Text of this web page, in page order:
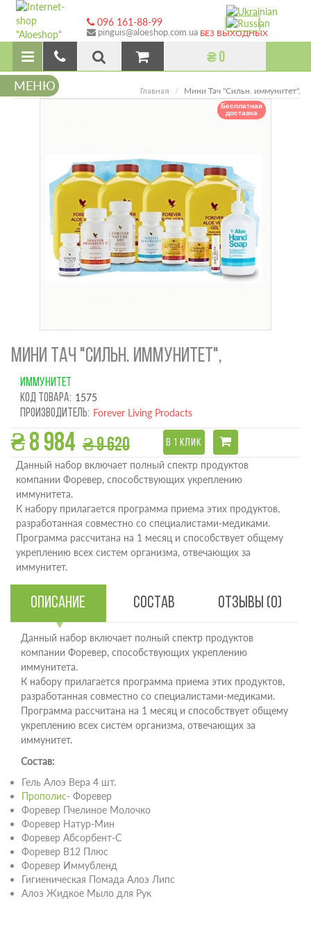
096 161-88-99
pinguis@aloeshop.com.ua БЕЗ ВЫХОДНЫХ
₴ 0
МЕНЮ Главная Мини Тач "Сильн. иммунитет",
Бесплатная
доставка
МИНИ ТАЧ "СИЛЬН. ИММУНИТЕТ",
ИММУНИТЕТ
Код товара: 1575
Производитель: Forever Living Prodacts
₴ 8 984 ₴ 9 620 В 1 КЛИК
Данный набор включает полный спектр продуктов
компании Форевер, способствующих укреплению
иммунитета.
К набору прилагается программа приема этих продуктов,
разработанная совместно со специалистами-медиками.
Программа рассчитана на 1 месяц и способствует общему
укреплению всех систем организма, отвечающих за
иммунитет.
Описание Состав Отзывы (0)
Данный набор включает полный спектр продуктов
компании Форевер, способствующих укреплению
иммунитета.
К набору прилагается программа приема этих продуктов,
разработанная совместно со специалистами-медиками.
Программа рассчитана на 1 месяц и способствует общему
укреплению всех систем организма, отвечающих за
иммунитет.
Состав:
Гель Алоэ Вера 4 шт.
Прополис- Форевер
Форевер Пчелиное Молочко
Форевер Натур-Мин
Форевер Абсорбент-С
Форевер В12 Плюс
Форевер Иммубленд
Гигиеническая Помада Алоэ Липс
Алоэ Жидкое Мыло для Рук